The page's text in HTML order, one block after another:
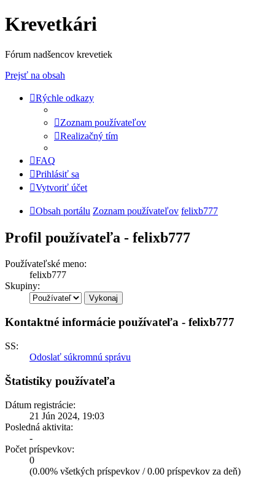
Krevetkári
Fórum nadšencov krevetiek
Prejsť na obsah
Rýchle odkazy
Zoznam používateľov
Realizačný tím
FAQ
Prihlásiť sa
Vytvoriť účet
Obsah portálu Zoznam používateľov felixb777
Profil používateľa - felixb777
Používateľské meno:
felixb777
Skupiny:
Kontaktné informácie používateľa - felixb777
SS:
Odoslať súkromnú správu
Štatistiky používateľa
Dátum registrácie:
21 Jún 2024, 19:03
Posledná aktivita:
-
Počet príspevkov:
0
(0.00% všetkých príspevkov / 0.00 príspevkov za deň)